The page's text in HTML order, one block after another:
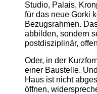
Studio, Palais,
für das neue Gorki
Bezugsrahmen.
abbilden, sondern
postdisziplinär,
Oder, in der
einer Baustelle.
Haus ist nicht
öffnen,